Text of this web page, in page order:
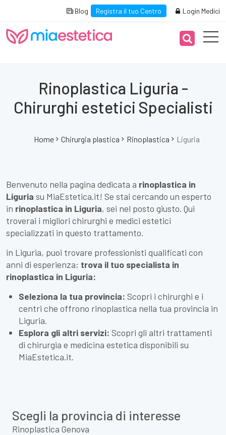
Blog Registra il tuo Centro Login Medici
Rinoplastica Liguria -
Chirurghi estetici Specialisti
Home Chirurgia plastica Rinoplastica Liguria
Benvenuto nella pagina dedicata a rinoplastica in
Liguria su MiaEstetica.it! Se stai cercando un esperto
in rinoplastica in Liguria, sei nel posto giusto. Qui
troverai i migliori chirurghi e medici estetici
specializzati in questo trattamento.
in Liguria, puoi trovare professionisti qualificati con
anni di esperienza; trova il tuo specialista in
rinoplastica in Liguria:
Seleziona la tua provincia: Scopri i chirurghi e i
centri che offrono rinoplastica nella tua provincia in
Liguria.
Esplora gli altri servizi: Scopri gli altri trattamenti
di chirurgia e medicina estetica disponibili su
MiaEstetica.it.
Scegli la provincia di interesse
Rinoplastica Genova